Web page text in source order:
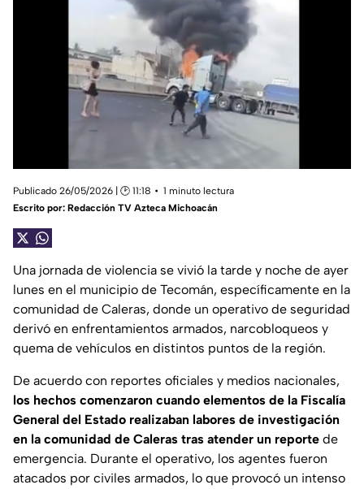
Publicado 26/05/2026 | 🕑 11:18
1 minuto lectura
Escrito por: Redacción TV Azteca Michoacán
Una jornada de violencia se vivió la tarde y noche de ayer
lunes en el municipio de Tecomán, específicamente en la
comunidad de Caleras, donde un operativo de seguridad
derivó en enfrentamientos armados, narcobloqueos y
quema de vehículos en distintos puntos de la región.
De acuerdo con reportes oficiales y medios nacionales,
los hechos comenzaron cuando elementos de la Fiscalía
General del Estado realizaban labores de investigación
en la comunidad de Caleras tras atender un reporte de
emergencia. Durante el operativo, los agentes fueron
atacados por civiles armados, lo que provocó un intenso